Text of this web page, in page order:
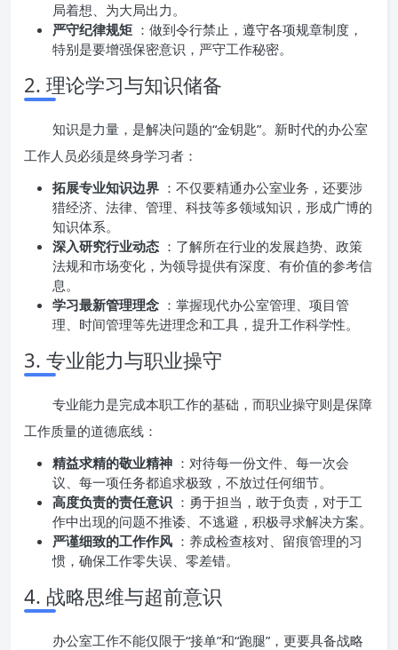
局着想、为大局出力。
严守纪律规矩 ：做到令行禁止，遵守各项规章制度，
特别是要增强保密意识，严守工作秘密。
2. 理论学习与知识储备
知识是力量，是解决问题的“金钥匙”。新时代的办公室
工作人员必须是终身学习者：
拓展专业知识边界 ：不仅要精通办公室业务，还要涉
猎经济、法律、管理、科技等多领域知识，形成广博的
知识体系。
深入研究行业动态 ：了解所在行业的发展趋势、政策
法规和市场变化，为领导提供有深度、有价值的参考信
息。
学习最新管理理念 ：掌握现代办公室管理、项目管
理、时间管理等先进理念和工具，提升工作科学性。
3. 专业能力与职业操守
专业能力是完成本职工作的基础，而职业操守则是保障
工作质量的道德底线：
精益求精的敬业精神 ：对待每一份文件、每一次会
议、每一项任务都追求极致，不放过任何细节。
高度负责的责任意识 ：勇于担当，敢于负责，对于工
作中出现的问题不推诿、不逃避，积极寻求解决方案。
严谨细致的工作作风 ：养成检查核对、留痕管理的习
惯，确保工作零失误、零差错。
4. 战略思维与超前意识
办公室工作不能仅限于“接单”和“跑腿”，更要具备战略